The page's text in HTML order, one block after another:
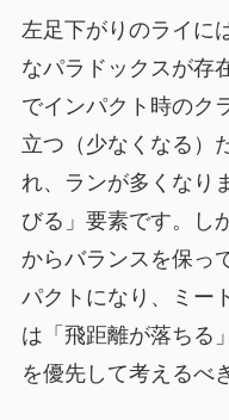
左足下がりのライに
なパラドックスが存
でインパクト時のク
立つ（少なくなる）
れ、ランが多くなり
びる」要素です。し
からバランスを保っ
パクトになり、ミー
は「飛距離が落ちる
を優先して考えるべ